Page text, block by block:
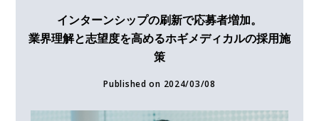
インターンシップの刷新で応募者増加。
業界理解と志望度を高めるホギメディカルの採用施
策
Published on 2024/03/08